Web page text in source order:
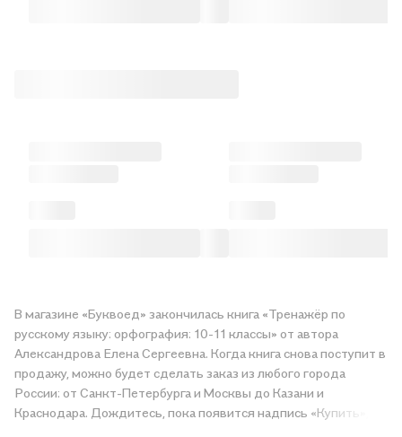
В магазине «Буквоед» закончилась книга «Тренажёр по
русскому языку: орфография: 10-11 классы» от автора
Александрова Елена Сергеевна. Когда книга снова поступит в
продажу, можно будет сделать заказ из любого города
России: от Санкт-Петербурга и Москвы до Казани и
Краснодара. Дождитесь, пока появится надпись «Купить»,